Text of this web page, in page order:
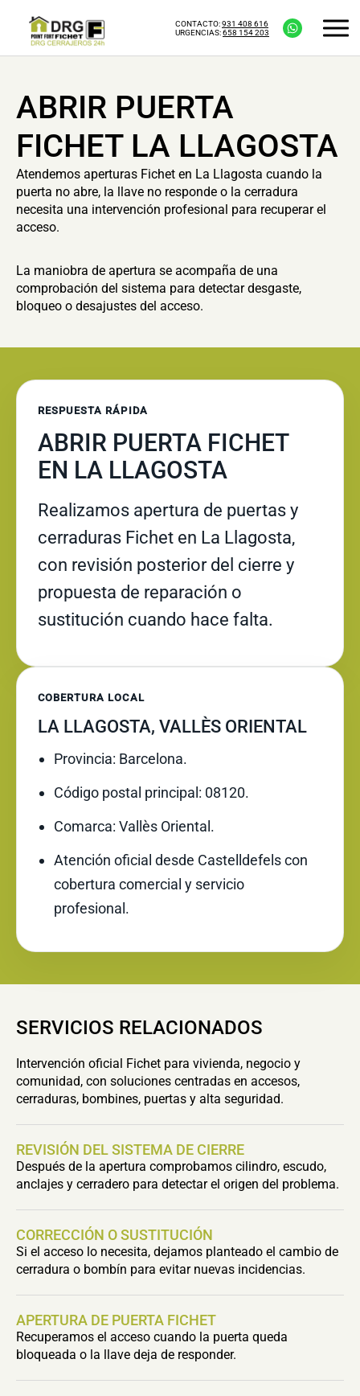
CONTACTO:931 408 616
URGENCIAS:658 154 203
ABRIR PUERTA
FICHET LA LLAGOSTA
Atendemos aperturas Fichet en La Llagosta cuando la
puerta no abre, la llave no responde o la cerradura
necesita una intervención profesional para recuperar el
acceso.
La maniobra de apertura se acompaña de una
comprobación del sistema para detectar desgaste,
bloqueo o desajustes del acceso.
RESPUESTA RÁPIDA
ABRIR PUERTA FICHET
EN LA LLAGOSTA
Realizamos apertura de puertas y
cerraduras Fichet en La Llagosta,
con revisión posterior del cierre y
propuesta de reparación o
sustitución cuando hace falta.
COBERTURA LOCAL
LA LLAGOSTA, VALLÈS ORIENTAL
Provincia: Barcelona.
Código postal principal: 08120.
Comarca: Vallès Oriental.
Atención oficial desde Castelldefels con
cobertura comercial y servicio
profesional.
SERVICIOS RELACIONADOS
Intervención oficial Fichet para vivienda, negocio y
comunidad, con soluciones centradas en accesos,
cerraduras, bombines, puertas y alta seguridad.
REVISIÓN DEL SISTEMA DE CIERRE
Después de la apertura comprobamos cilindro, escudo,
anclajes y cerradero para detectar el origen del problema.
CORRECCIÓN O SUSTITUCIÓN
Si el acceso lo necesita, dejamos planteado el cambio de
cerradura o bombín para evitar nuevas incidencias.
APERTURA DE PUERTA FICHET
Recuperamos el acceso cuando la puerta queda
bloqueada o la llave deja de responder.